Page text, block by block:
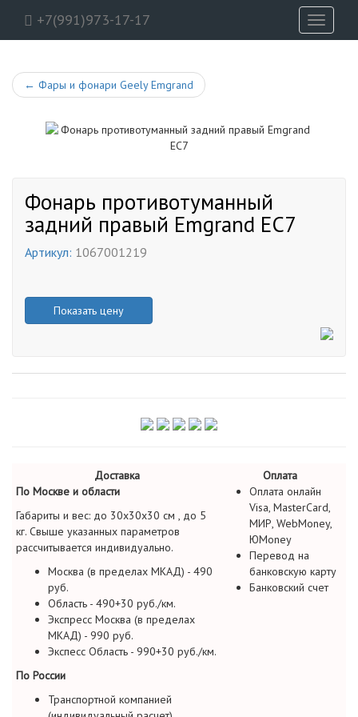
+7(991)973-17-17
Toggle
← Фары и фонари Geely Emgrand
Фонарь противотуманный
задний правый Emgrand EC7
Артикул: 1067001219
Показать цену
Доставка
Оплата
По Москве и области
Габариты и вес: до 30х30х30 см , до 5
кг. Свыше указанных параметров
рассчитывается индивидуально.
Москва (в пределах МКАД) - 490
руб.
Область - 490+30 руб./км.
Экспресс Москва (в пределах
МКАД) - 990 руб.
Экспесс Область - 990+30 руб./км.
По России
Транспортной компанией
Оплата онлайн
Visa, MasterCard,
МИР, WebMoney,
ЮMoney
Перевод на
банковскую карту
Банковский счет